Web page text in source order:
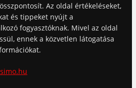
Az oldal értékeléseket,
és tippeket nyújt a
fogyasztóknak. Mivel az oldal
ennek a közvetlen látogatása